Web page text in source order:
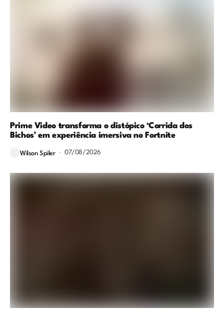
Prime Video transforma o distópico ‘Corrida dos
Bichos’ em experiência imersiva no Fortnite
Wilson Spiler 07/08/2026